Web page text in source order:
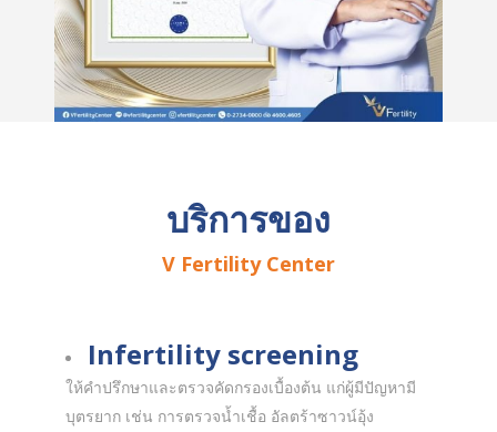
บริการของ
V Fertility Center
Infertility screening
ให้คำปรึกษาและตรวจคัดกรองเบื้องต้น แก่ผู้มีปัญหามี
บุตรยาก เช่น การตรวจน้ำเชื้อ อัลตร้าซาวน์อุ้ง